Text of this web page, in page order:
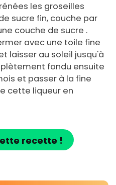
les groseilles
sucre fin, couche par
couche de sucre .
avec une toile fine
laisser au soleil jusqu'à
fondu ensuite
et passer à la fine
cette liqueur en
recette !